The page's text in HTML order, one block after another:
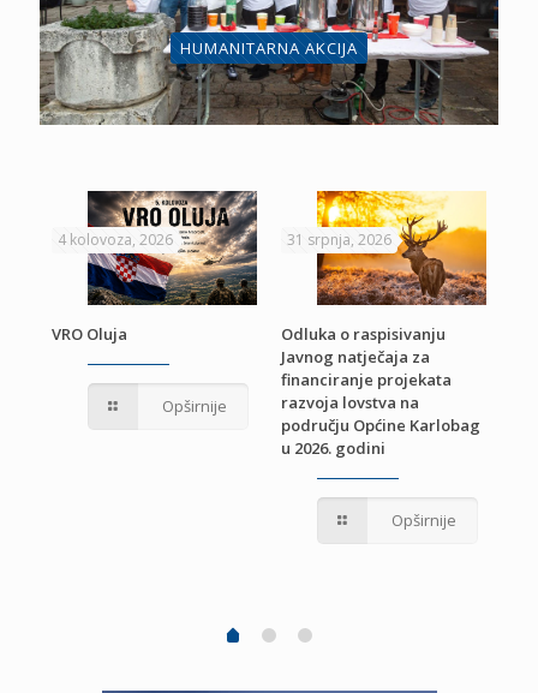
HUMANITARNA AKCIJA
4 kolovoza, 2026
VRO Oluja
Opširnije
31 srpnja, 2026
Odluka o raspisivanju
Javnog natječaja za
financiranje projekata
razvoja lovstva na
području Općine Karlobag
u 2026. godini
Opširnije